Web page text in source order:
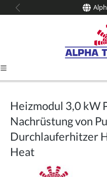
springen
Heizmodul 3,0 kW
Nachrüstung von
Durchlauferhitzer
Heat